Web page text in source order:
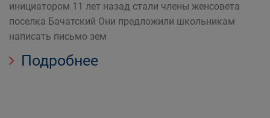
инициатором 11 лет назад стали члены женсовета
поселка Бачатский Они предложили школьникам
написать письмо зем
Подробнее